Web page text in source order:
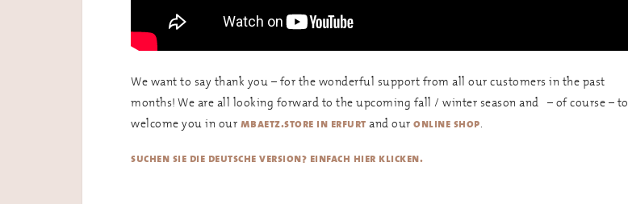
We want to say thank you – for the wonderful support from all our customers in the past
months! We are all looking forward to the upcoming fall / winter season and – of course – to
welcome you in our mbaetz.store in erfurt and our online shop.
suchen sie die deutsche version? einfach hier klicken.